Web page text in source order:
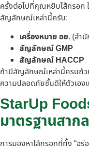
ครั้งต่อไปที่คุณหยิบไส้กรอก
สัญลักษณ์เหล่านี้ครับ:
เครื่องหมาย อย. (สำ
สัญลักษณ์ GMP
สัญลักษณ์ HACCP
ถ้ามีสัญลักษณ์เหล่านี้ครบถ้ว
ความปลอดภัยชั้นดีให้ตัวเอง
StarUp
มาตรฐานสาก
การมองหาไส้กรอกที่ทั้ง “อร่